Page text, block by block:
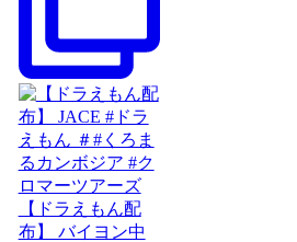
【ドラえもん配
布】 バイヨン中